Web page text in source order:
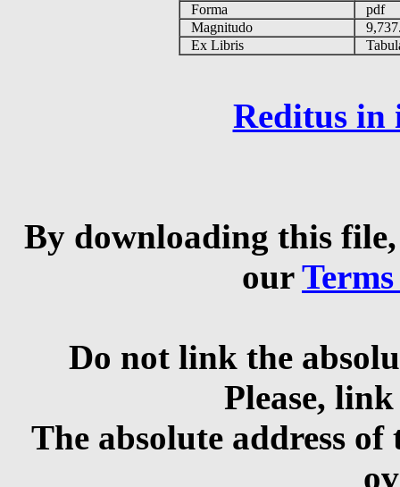
Forma
pdf
Magnitudo
Ex Libris
Reditus in
By downloading this
our
Do not link the
Please,
The absolute address